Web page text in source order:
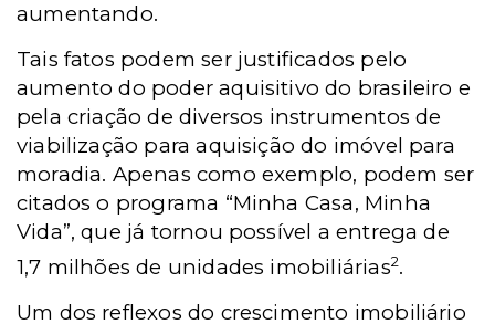
aumentando.
Tais fatos podem ser justificados pelo
aumento do poder aquisitivo do brasileiro e
pela criação de diversos instrumentos de
viabilização para aquisição do imóvel para
moradia. Apenas como exemplo, podem ser
citados o programa “Minha Casa, Minha
Vida”, que já tornou possível a entrega de
1,7 milhões de unidades imobiliárias2.
Um dos reflexos do crescimento imobiliário